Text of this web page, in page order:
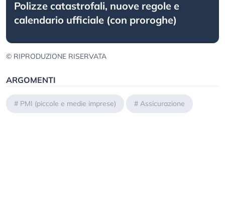
Polizze catastrofali, nuove regole e
calendario ufficiale (con proroghe)
© RIPRODUZIONE RISERVATA
ARGOMENTI
# PMI (piccole e medie imprese) # Assicurazione